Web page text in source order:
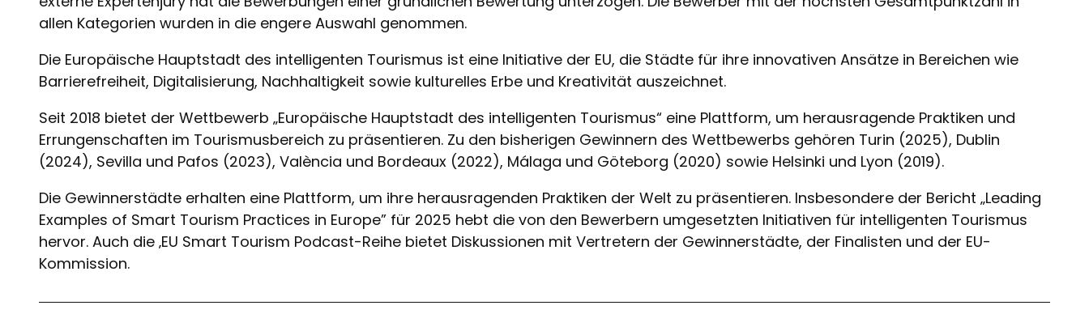
allen Kategorien wurden in die engere Auswahl genommen.
Die Europäische Hauptstadt des intelligenten Tourismus ist eine Initiative der EU, die Städte für ihre innovativen Ansätze in Bereichen wie
Barrierefreiheit, Digitalisierung, Nachhaltigkeit sowie kulturelles Erbe und Kreativität auszeichnet.
Seit 2018 bietet der Wettbewerb „Europäische Hauptstadt des intelligenten Tourismus“ eine Plattform, um herausragende Praktiken und
Errungenschaften im Tourismusbereich zu präsentieren. Zu den bisherigen Gewinnern des Wettbewerbs gehören Turin (2025), Dublin
(2024), Sevilla und Pafos (2023), València und Bordeaux (2022), Málaga und Göteborg (2020) sowie Helsinki und Lyon (2019).
Die Gewinnerstädte erhalten eine Plattform, um ihre herausragenden Praktiken der Welt zu präsentieren. Insbesondere der Bericht „Leading
Examples of Smart Tourism Practices in Europe” für 2025 hebt die von den Bewerbern umgesetzten Initiativen für intelligenten Tourismus
hervor. Auch die ‚EU Smart Tourism Podcast-Reihe bietet Diskussionen mit Vertretern der Gewinnerstädte, der Finalisten und der EU-
Kommission.